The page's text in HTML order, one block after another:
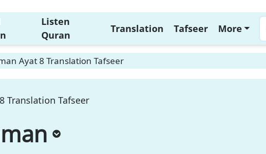
Listen
Quran
Translation Tafseer More
Ayat 8 Translation Tafseer
Translation Tafseer